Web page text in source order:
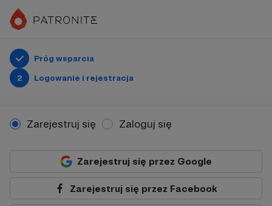
Próg wsparcia
2
Logowanie i rejestracja
Zarejestruj się Zaloguj się
Zarejestruj się przez Google
Zarejestruj się przez Facebook